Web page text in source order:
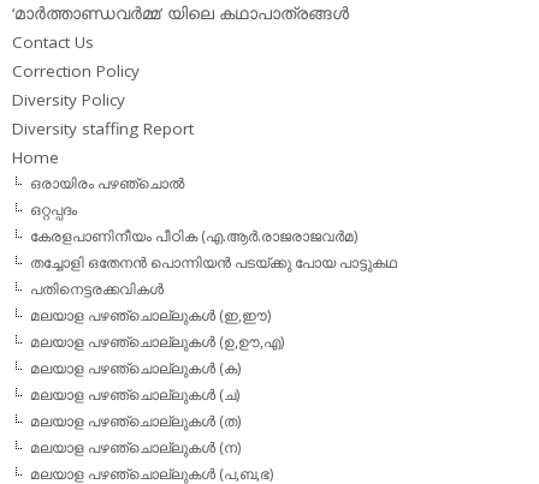
‘മാര്‍ത്താണ്ഡവര്‍മ്മ’ യിലെ കഥാപാത്രങ്ങള്‍
Contact Us
Correction Policy
Diversity Policy
Diversity staffing Report
Home
ഒരായിരം പഴഞ്ചൊല്‍
ഒറ്റപ്പദം
കേരളപാണിനീയം പീഠിക (എ.ആര്‍.രാജരാജവര്‍മ)
തച്ചോളി ഒതേനൻ പൊന്നിയൻ പടയ്‌ക്കു പോയ പാട്ടുകഥ
പതിനെട്ടരക്കവികള്‍
മലയാള പഴഞ്ചൊല്ലുകള്‍ (ഇ,ഈ)
മലയാള പഴഞ്ചൊല്ലുകള്‍ (ഉ,ഊ,എ)
മലയാള പഴഞ്ചൊല്ലുകള്‍ (ക)
മലയാള പഴഞ്ചൊല്ലുകള്‍ (ച)
മലയാള പഴഞ്ചൊല്ലുകള്‍ (ത)
മലയാള പഴഞ്ചൊല്ലുകള്‍ (ന)
മലയാള പഴഞ്ചൊല്ലുകള്‍ (പ,ബ,ഭ)